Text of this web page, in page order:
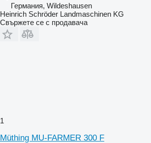
Германия, Wildeshausen
Heinrich Schröder Landmaschinen KG
Свържете се с продавача
1
Müthing MU-FARMER 300 F